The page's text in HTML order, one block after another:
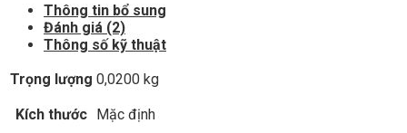
Thông tin bổ sung
Đánh giá (2)
Thông số kỹ thuật
Trọng lượng 0,0200 kg
Kích thước Mặc định